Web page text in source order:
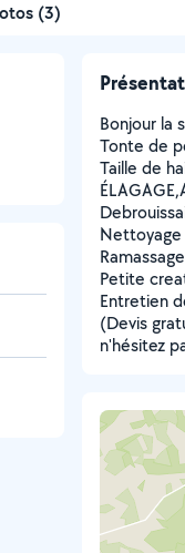
(3)
Bonjour la
Tonte de
Taille de
Petite
Entretien
(Devis
n'hésitez